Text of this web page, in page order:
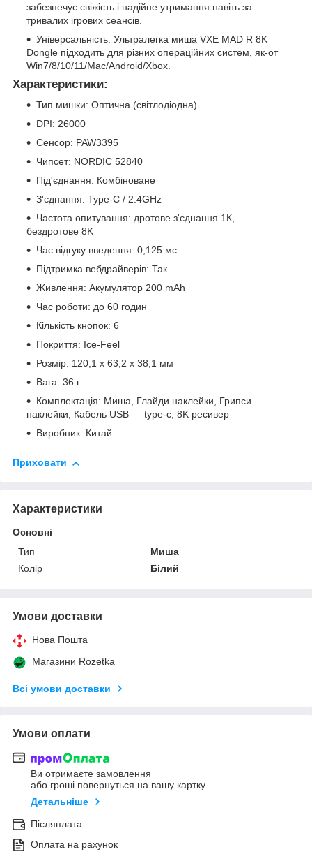
забезпечує свіжість і надійне утримання навіть за
тривалих ігрових сеансів.
Універсальність. Ультралегка миша VXE MAD R 8K
Dongle підходить для різних операційних систем, як-от
Win7/8/10/11/Mac/Android/Xbox.
Характеристики:
Тип мишки: Оптична (світлодіодна)
DPI: 26000
Сенсор: PAW3395
Чипсет: NORDIC 52840
Під'єднання: Комбіноване
З'єднання: Type-C / 2.4GHz
Частота опитування: дротове з'єднання 1К,
бездротове 8K
Час відгуку введення: 0,125 мс
Підтримка вебдрайверів: Так
Живлення: Акумулятор 200 mAh
Час роботи: до 60 годин
Кількість кнопок: 6
Покриття: Ice-Feel
Розмір: 120,1 x 63,2 x 38,1 мм
Вага: 36 г
Комплектація: Миша, Глайди наклейки, Грипси
наклейки, Кабель USB — type-c, 8K ресивер
Виробник: Китай
Приховати
Характеристики
Основні
Тип
Миша
Колір
Білий
Умови доставки
Нова Пошта
Магазини Rozetka
Всі умови доставки
Умови оплати
Ви отримаєте замовлення
або гроші повернуться на вашу картку
Детальніше
Післяплата
Оплата на рахунок